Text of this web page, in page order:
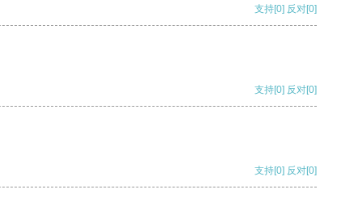
支持[0] 反对[0]
支持[0] 反对[0]
支持[0] 反对[0]